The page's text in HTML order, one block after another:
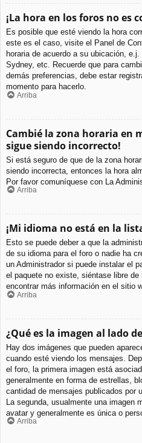
¡La hora en los foros no es
Es posible que esté viendo la hora
este es el caso, visite el Panel de
horaria de acuerdo a su ubicación,
Sydney, etc. Recuerde que para
demás preferencias, debe estar
momento para hacerlo.
Arriba
Cambié la zona horaria en
sigue siendo incorrecto!
Si está seguro de que de la zona
siendo incorrecta, entonces la hora
Por favor comuníquese con La
Arriba
¡Mi idioma no está en la
Esto se puede deber a que la
de su idioma para el foro o nadie ha
un Administrador si puede instalar el
el paquete no existe, siéntase libre
encontrar más información en el sitio
Arriba
¿Qué es la imagen al lado
Hay dos imágenes que pueden
cuando esté viendo los mensajes.
el foro, la primera imagen está
generalmente en forma de estrellas,
cantidad de mensajes publicados por
La segunda, usualmente una imagen
avatar y generalmente es única o
Arriba